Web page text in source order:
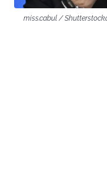
miss.cabul /